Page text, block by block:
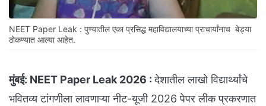
NEET Paper Leak : पुण्यातील एका प्रसिद्ध महाविद्यालयाच्या प्राचार्यांनाच बेड्या
ठोकण्यात आल्या आहेत.
मुंबई: NEET Paper Leak 2026 :देशातील लाखो विद्यार्थ्यांचे
भवितव्य टांगणीला लावणाऱ्या नीट-यूजी 2026 पेपर लीक प्रकरणात